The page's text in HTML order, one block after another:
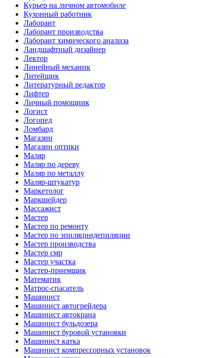
Курьер на личном автомобиле
Кухонный работник
Лаборант
Лаборант производства
Лаборант химического анализа
Ландшафтный дизайнер
Лектор
Линейный механик
Литейщик
Литературный редактор
Лифтер
Личный помощник
Логист
Логопед
Ломбард
Магазин
Магазин оптики
Маляр
Маляр по дереву
Маляр по металлу
Маляр-штукатур
Маркетолог
Маркшейдер
Массажист
Мастер
Мастер по ремонту
Мастер по эпиляциидепиляции
Мастер производства
Мастер смр
Мастер участка
Мастер-приемщик
Математик
Матрос-спасатель
Машинист
Машинист автогрейдера
Машинист автокрана
Машинист бульдозера
Машинист буровой установки
Машинист катка
Машинист компрессорных установок